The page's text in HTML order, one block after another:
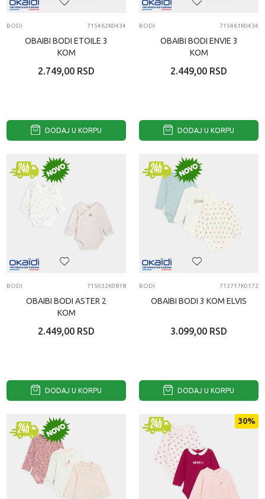
BODI 715462K0434
OBAIBI BODI ETOILE 3
KOM
2.749,00 RSD
DODAJ U KORPU
BODI 715461K0434
OBAIBI BODI ENVIE 3
KOM
2.449,00 RSD
DODAJ U KORPU
BODI 715032K0818
OBAIBI BODI ASTER 2
KOM
2.449,00 RSD
DODAJ U KORPU
BODI 713717K0172
OBAIBI BODI 3 KOM ELVIS
3.099,00 RSD
DODAJ U KORPU
30%